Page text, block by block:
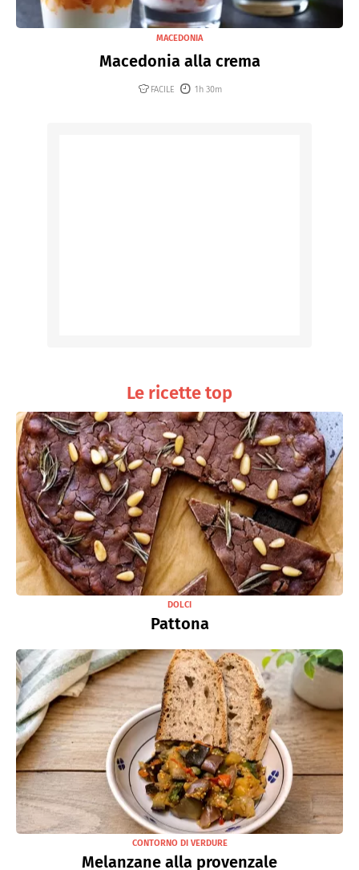
MACEDONIA
Macedonia alla crema
FACILE 1h 30m
Le ricette top
DOLCI
Pattona
CONTORNO DI VERDURE
Melanzane alla provenzale